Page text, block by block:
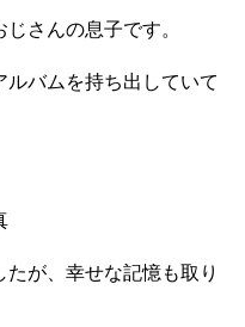
さんの息子です。
バムを持ち出していて
が、幸せな記憶も取り